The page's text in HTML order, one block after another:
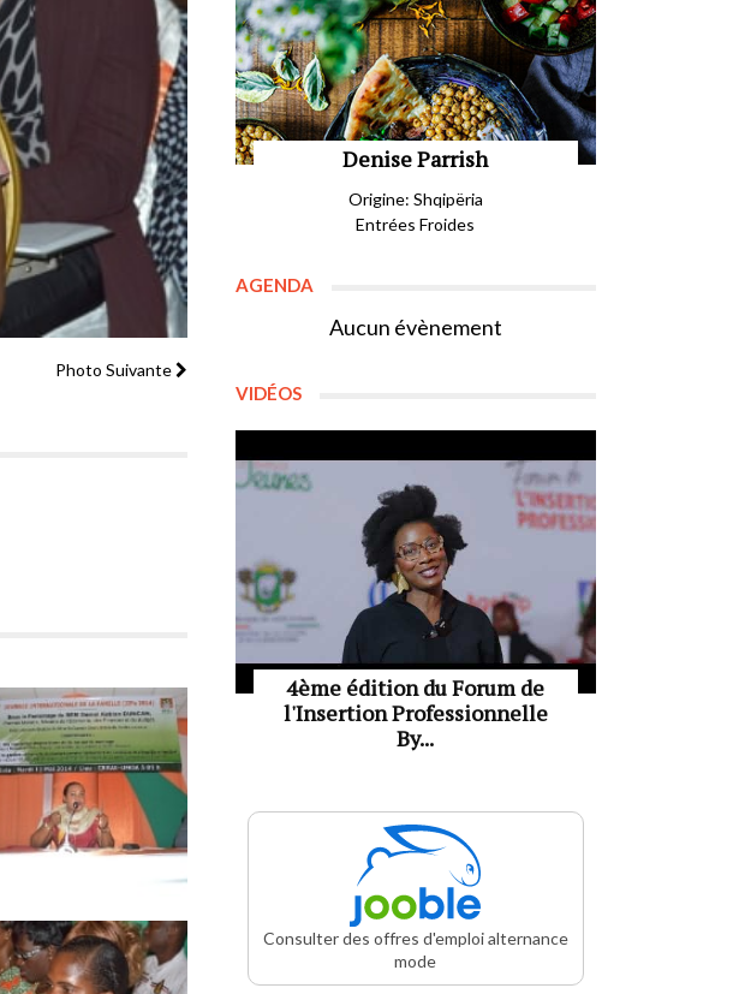
Photo Suivante
Denise Parrish
Origine: Shqipëria
Entrées Froides
AGENDA
Aucun évènement
VIDÉOS
4ème édition du Forum de
l'Insertion Professionnelle
By...
Consulter des offres d'emploi alternance
mode